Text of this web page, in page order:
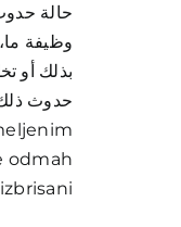
حالة
وظيفة
بذلك أو
odmah
izbrisani.